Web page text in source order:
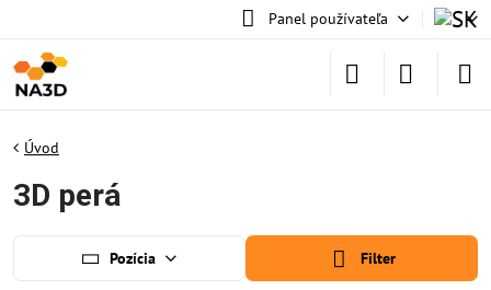
Panel používateľa
Úvod
3D perá
Pozícia Filter